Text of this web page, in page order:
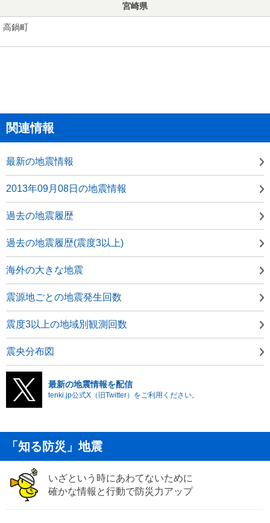
宮崎県
高鍋町
関連情報
最新の地震情報
2013年09月08日の地震情報
過去の地震履歴
過去の地震履歴(震度3以上)
海外の大きな地震
震源地ごとの地震発生回数
震度3以上の地域別観測回数
震央分布図
最新の地震情報を配信
tenki.jp公式X（旧Twitter）をご利用ください。
「知る防災」地震
いざという時にあわてないために
確かな情報と行動で防災力アップ